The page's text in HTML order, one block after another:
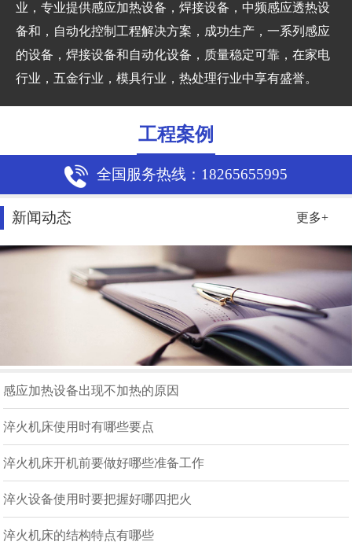
1 2 3
业，专业提供感应加热设备，焊接设备，中频感应透热设
备和，自动化控制工程解决方案，成功生产，一系列感应
的设备，焊接设备和自动化设备，质量稳定可靠，在家电
行业，五金行业，模具行业，热处理行业中享有盛誉。
工程案例
全国服务热线：18265655995
新闻动态 更多+
感应加热设备出现不加热的原因
淬火机床使用时有哪些要点
淬火机床开机前要做好哪些准备工作
淬火设备使用时要把握好哪四把火
淬火机床的结构特点有哪些